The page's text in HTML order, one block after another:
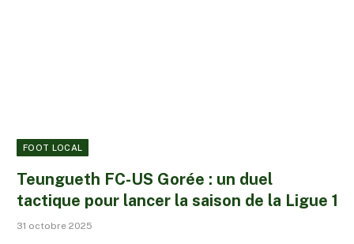
FOOT LOCAL
Teungueth FC-US Gorée : un duel
tactique pour lancer la saison de la Ligue 1
31 octobre 2025